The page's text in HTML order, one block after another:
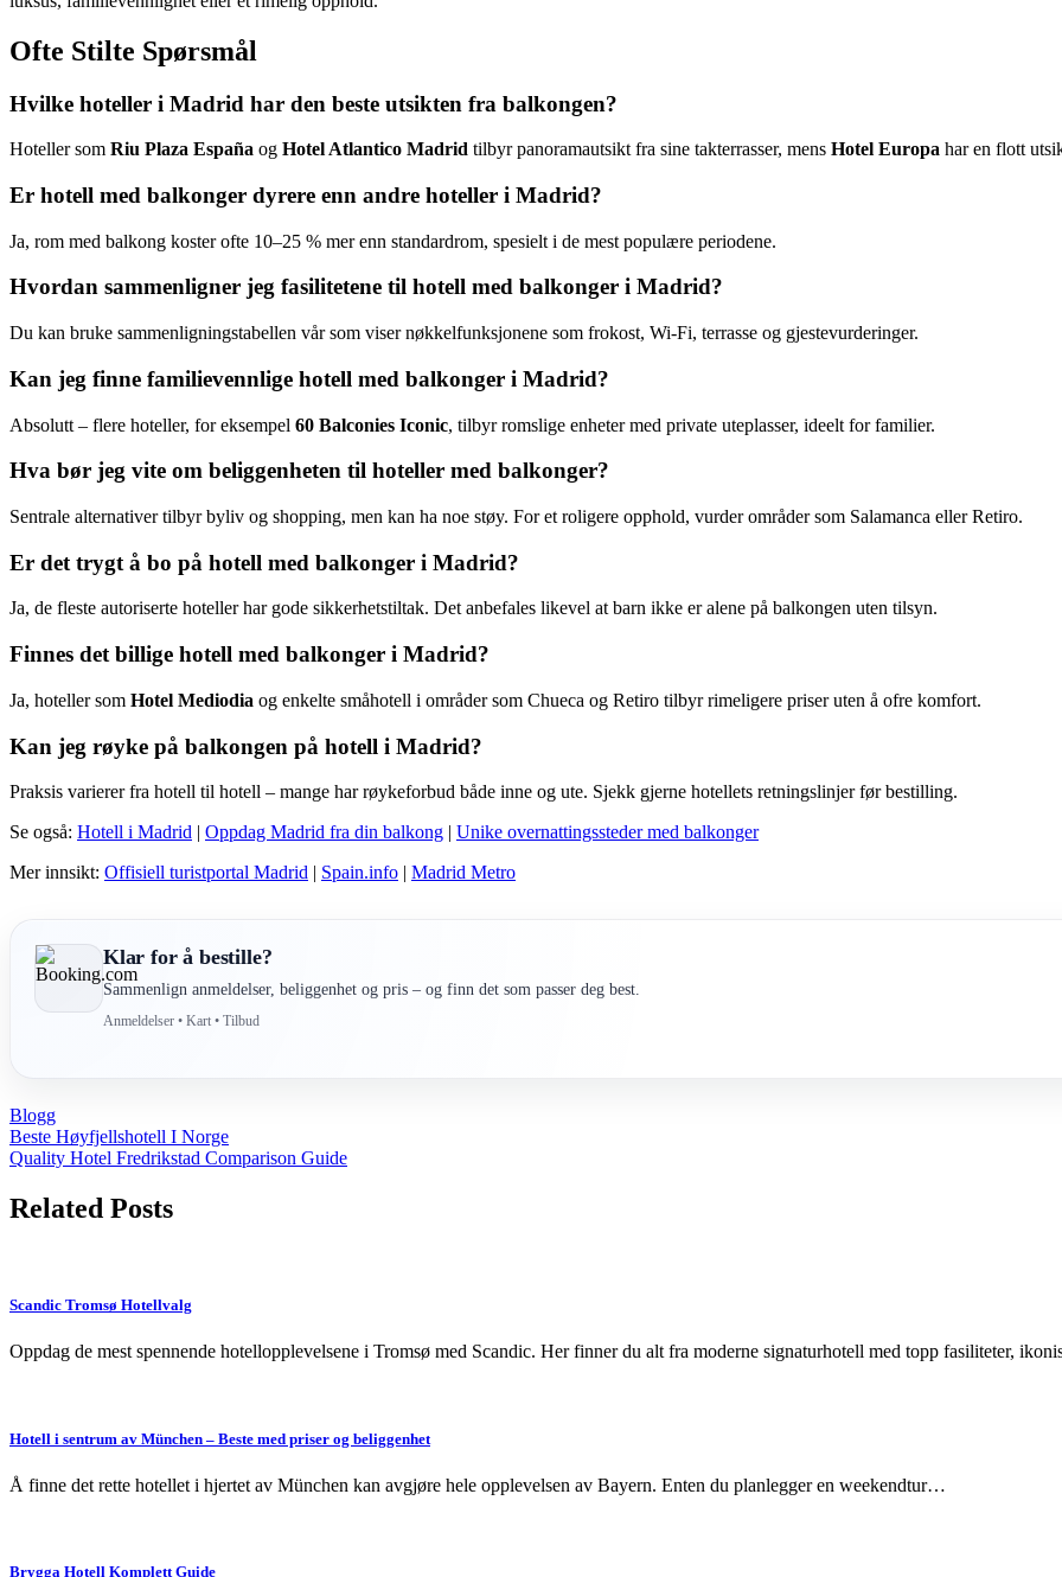
Ofte Stilte Spørsmål
Hvilke hoteller i Madrid har den beste utsikten fra balkongen?
Hoteller som Riu Plaza España og Hotel Atlantico Madrid tilbyr panoramautsikt fra sine takterrasser, mens Hotel Europa har en flott
Er hotell med balkonger dyrere enn andre hoteller i Madrid?
Ja, rom med balkong koster ofte 10–25 % mer enn standardrom, spesielt i de mest populære periodene.
Hvordan sammenligner jeg fasilitetene til hotell med balkonger i Madrid?
Du kan bruke sammenligningstabellen vår som viser nøkkelfunksjonene som frokost, Wi-Fi, terrasse og gjestevurderinger.
Kan jeg finne familievennlige hotell med balkonger i Madrid?
Absolutt – flere hoteller, for eksempel 60 Balconies Iconic, tilbyr romslige enheter med private uteplasser, ideelt for familier.
Hva bør jeg vite om beliggenheten til hoteller med balkonger?
Sentrale alternativer tilbyr byliv og shopping, men kan ha noe støy. For et roligere opphold, vurder områder som Salamanca eller Retiro.
Er det trygt å bo på hotell med balkonger i Madrid?
Ja, de fleste autoriserte hoteller har gode sikkerhetstiltak. Det anbefales likevel at barn ikke er alene på balkongen uten tilsyn.
Finnes det billige hotell med balkonger i Madrid?
Ja, hoteller som Hotel Mediodia og enkelte småhotell i områder som Chueca og Retiro tilbyr rimeligere priser uten å ofre komfort.
Kan jeg røyke på balkongen på hotell i Madrid?
Praksis varierer fra hotell til hotell – mange har røykeforbud både inne og ute. Sjekk gjerne hotellets retningslinjer før bestilling.
Se også: Hotell i Madrid | Oppdag Madrid fra din balkong | Unike overnattingssteder med balkonger
Mer innsikt: Offisiell turistportal Madrid | Spain.info | Madrid Metro
Klar for å bestille?
Sammenlign anmeldelser, beliggenhet og pris – og finn det som passer deg best.
Anmeldelser • Kart • Tilbud
Blogg
Post
navigation
Beste Høyfjellshotell I Norge
Quality Hotel Fredrikstad Comparison Guide
Related Posts
Scandic Tromsø Hotellvalg
Oppdag de mest spennende hotellopplevelsene i Tromsø med Scandic. Her finner du alt fra moderne signaturhotell med topp fasiliteter,
Hotell i sentrum av München – Beste med priser og beliggenhet
Å finne det rette hotellet i hjertet av München kan avgjøre hele opplevelsen av Bayern. Enten du planlegger en weekendtur…
Brygga Hotell Komplett Guide